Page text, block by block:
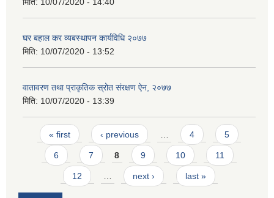
मिति: 10/07/2020 - 14:40
घर बहाल कर व्यबस्थापन कार्यविधि २०७७
मिति: 10/07/2020 - 13:52
वातावरण तथा प्राकृतिक स्रोत संरक्षण ऐन, २०७७
मिति: 10/07/2020 - 13:39
Pages
« first ‹ previous 4 5
6 7 8 9 10 11
12 next › last »